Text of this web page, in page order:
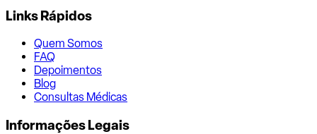
Links Rápidos
Quem Somos
FAQ
Depoimentos
Blog
Consultas Médicas
Informações Legais